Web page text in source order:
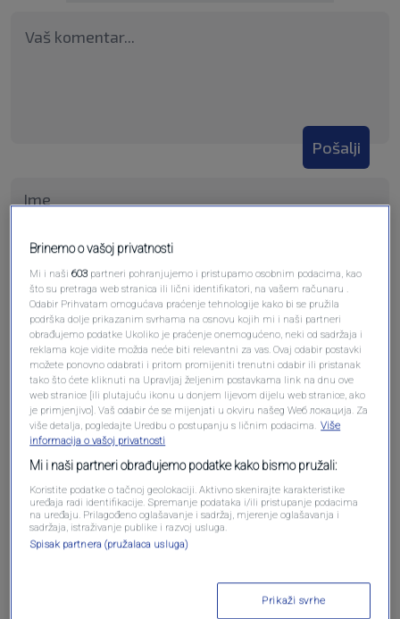
Pošalji
Pošalji komentar
Oglas
Brinemo o vašoj privatnosti
Mi i naši603 partneri pohranjujemo i pristupamo osobnim podacima, kao
što su pretraga web stranica ili lični identifikatori, na vašem računaru .
Odabir Prihvatam omogućava praćenje tehnologije kako bi se pružila
podrška dolje prikazanim svrhama na osnovu kojih mi i naši partneri
obrađujemo podatke Ukoliko je praćenje onemogućeno, neki od sadržaja i
reklama koje vidite možda neće biti relevantni za vas. Ovaj odabir postavki
možete ponovno odabrati i pritom promijeniti trenutni odabir ili pristanak
tako što ćete kliknuti na Upravljaj željenim postavkama link na dnu ove
web stranice [ili plutajuću ikonu u donjem lijevom dijelu web stranice, ako
je primjenjivo]. Vaš odabir će se mijenjati u okviru našeg Wеб локација. Za
više detalja, pogledajte Uredbu o postupanju s ličnim podacima. Više
informacija o vašoj privatnosti
Mi i naši partneri obrađujemo podatke kako bismo pružali:
Koristite podatke o tačnoj geolokaciji. Aktivno skenirajte karakteristike
uređaja radi identifikacije. Spremanje podataka i/ili pristupanje podacima
na uređaju. Prilagođeno oglašavanje i sadržaj, mjerenje oglašavanja i
sadržaja, istraživanje publike i razvoj usluga.
Spisak partnera (pružalaca usluga)
Prikaži svrhe